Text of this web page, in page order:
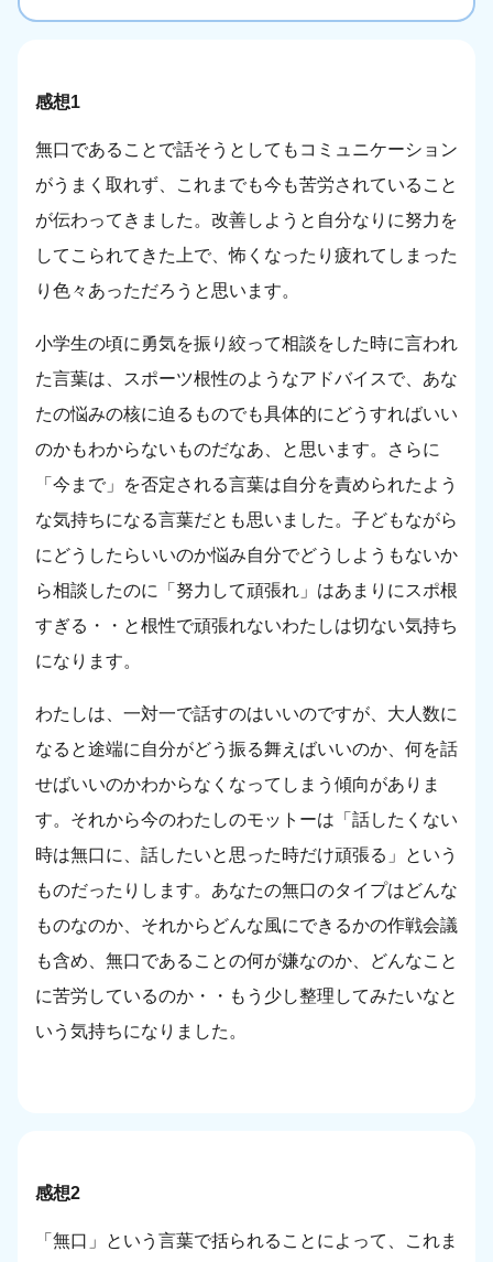
感想1
無口であることで話そうとしてもコミュニケーション
がうまく取れず、これまでも今も苦労されていること
が伝わってきました。改善しようと自分なりに努力を
してこられてきた上で、怖くなったり疲れてしまった
り色々あっただろうと思います。
小学生の頃に勇気を振り絞って相談をした時に言われ
た言葉は、スポーツ根性のようなアドバイスで、あな
たの悩みの核に迫るものでも具体的にどうすればいい
のかもわからないものだなあ、と思います。さらに
「今まで」を否定される言葉は自分を責められたよう
な気持ちになる言葉だとも思いました。子どもながら
にどうしたらいいのか悩み自分でどうしようもないか
ら相談したのに「努力して頑張れ」はあまりにスポ根
すぎる・・と根性で頑張れないわたしは切ない気持ち
になります。
わたしは、一対一で話すのはいいのですが、大人数に
なると途端に自分がどう振る舞えばいいのか、何を話
せばいいのかわからなくなってしまう傾向がありま
す。それから今のわたしのモットーは「話したくない
時は無口に、話したいと思った時だけ頑張る」という
ものだったりします。あなたの無口のタイプはどんな
ものなのか、それからどんな風にできるかの作戦会議
も含め、無口であることの何が嫌なのか、どんなこと
に苦労しているのか・・もう少し整理してみたいなと
いう気持ちになりました。
感想2
「無口」という言葉で括られることによって、これま